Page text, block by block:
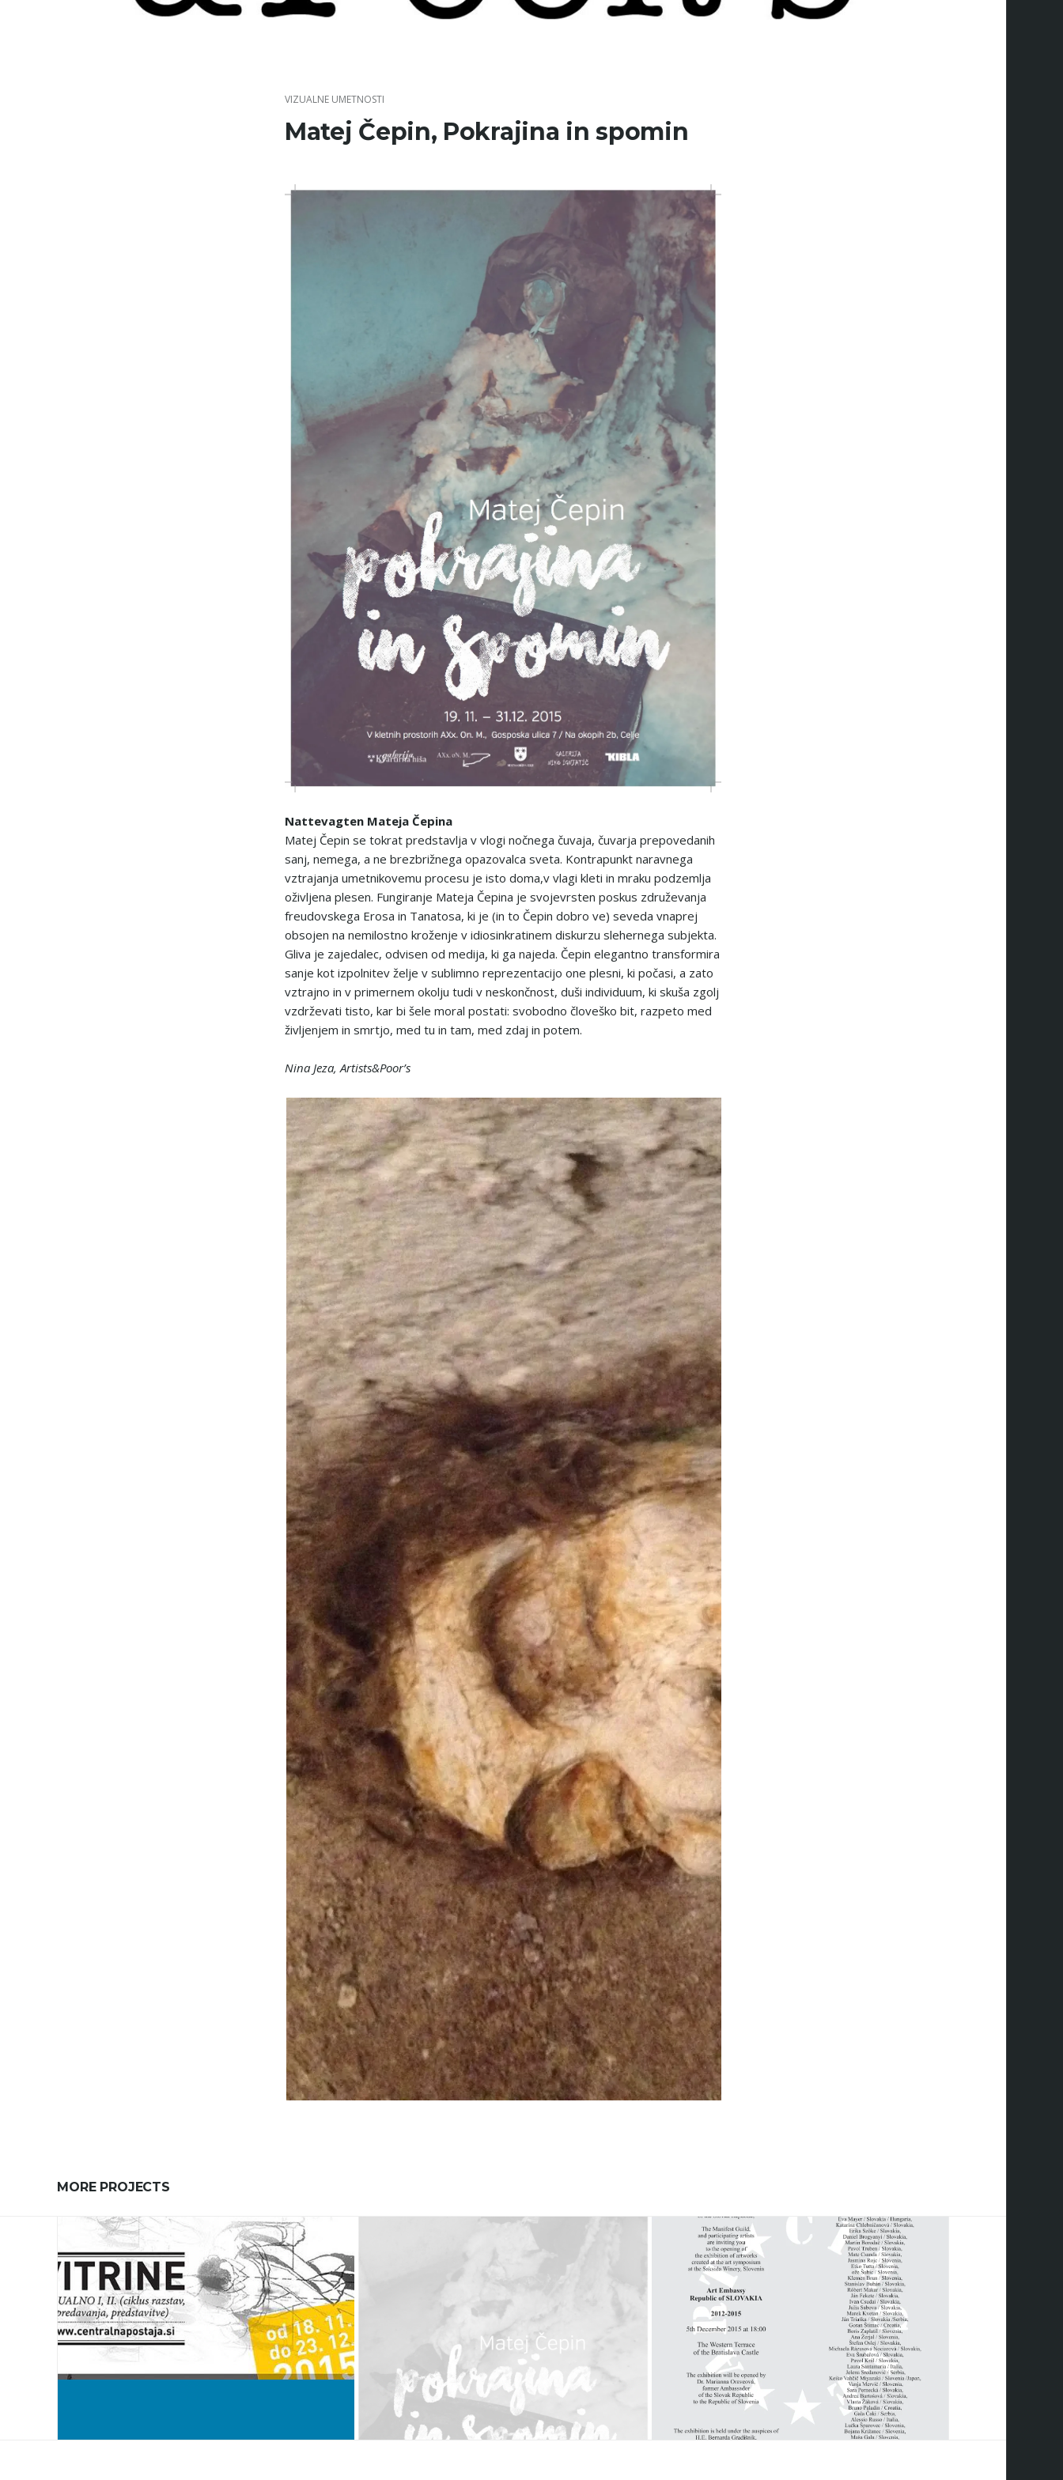
VIZUALNE UMETNOSTI
Matej Čepin, Pokrajina in spomin
Nattevagten Mateja Čepina
Matej Čepin se tokrat predstavlja v vlogi nočnega čuvaja, čuvarja prepovedanih
sanj, nemega, a ne brezbrižnega opazovalca sveta. Kontrapunkt naravnega
vztrajanja umetnikovemu procesu je isto doma,v vlagi kleti in mraku podzemlja
oživljena plesen. Fungiranje Mateja Čepina je svojevrsten poskus združevanja
freudovskega Erosa in Tanatosa, ki je (in to Čepin dobro ve) seveda vnaprej
obsojen na nemilostno kroženje v idiosinkratinem diskurzu slehernega subjekta.
Gliva je zajedalec, odvisen od medija, ki ga najeda. Čepin elegantno transformira
sanje kot izpolnitev želje v sublimno reprezentacijo one plesni, ki počasi, a zato
vztrajno in v primernem okolju tudi v neskončnost, duši individuum, ki skuša zgolj
vzdrževati tisto, kar bi šele moral postati: svobodno človeško bit, razpeto med
življenjem in smrtjo, med tu in tam, med zdaj in potem.
Nina Jeza, Artists&Poor’s
MORE PROJECTS